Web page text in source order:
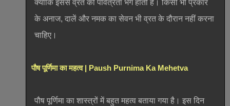
क्योंकि इससे व्रत की पवित्रता भंग होती है। किसी भी प्रकार
के अनाज, दालें और नमक का सेवन भी व्रत के दौरान नहीं करना
चाहिए।
पौष पूर्णिमा का महत्व | Paush Purnima Ka Mehetva
पौष पूर्णिमा का शास्त्रों में बहुत महत्व बताया गया है। इस दिन